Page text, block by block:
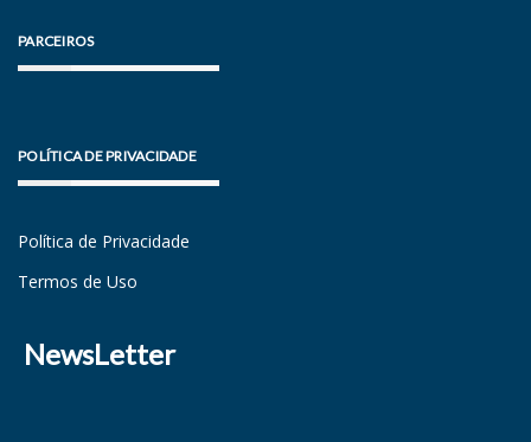
PARCEIROS
POLÍTICA DE PRIVACIDADE
Política de Privacidade
Termos de Uso
NewsLetter